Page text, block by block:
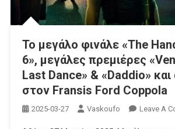
Το μεγάλο φινάλε «The
6», μεγάλες πρεμιέρες
Last Dance» & «Daddio»
στον Fransis Ford Coppola
2025-03-27 Vaskoufo Leave A